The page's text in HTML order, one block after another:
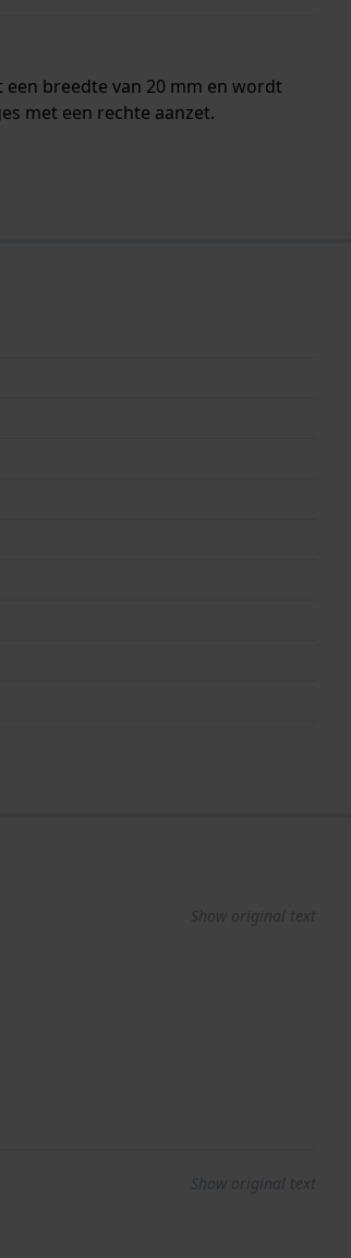
breedte van 20 mm en wordt
met een rechte aanzet.
Show original text
Show original text